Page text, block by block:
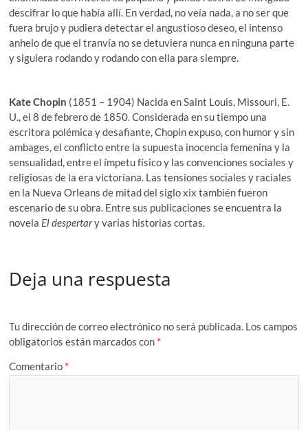
descifrar lo que había allí. En verdad, no veía nada, a no ser que
fuera brujo y pudiera detectar el angustioso deseo, el intenso
anhelo de que el tranvía no se detuviera nunca en ninguna parte
y siguiera rodando y rodando con ella para siempre.
Kate Chopin (1851 – 1904) Nacida en Saint Louis, Missouri, E.
U., el 8 de febrero de 1850. Considerada en su tiempo una
escritora polémica y desafiante, Chopin expuso, con humor y sin
ambages, el conflicto entre la supuesta inocencia femenina y la
sensualidad, entre el ímpetu físico y las convenciones sociales y
religiosas de la era victoriana. Las tensiones sociales y raciales
en la Nueva Orleans de mitad del siglo xix también fueron
escenario de su obra. Entre sus publicaciones se encuentra la
novela El despertary varias historias cortas.
Deja una respuesta
Tu dirección de correo electrónico no será publicada. Los campos
obligatorios están marcados con *
Comentario *